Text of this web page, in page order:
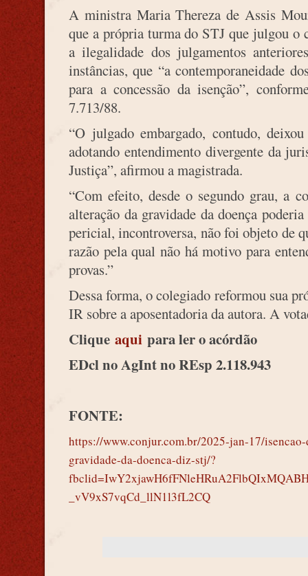
A ministra Maria Thereza de Assis
que a própria turma do STJ que julgou o
a ilegalidade dos julgamentos
instâncias, que “a contemporaneidade
para a concessão da isenção”,
7.713/88.
“O julgado embargado, contudo,
adotando entendimento divergente da
Justiça”, afirmou a magistrada.
“Com efeito, desde o segundo grau, a
alteração da gravidade da doença
pericial, incontroversa, não foi objeto de
razão pela qual não há motivo para
provas.”
Dessa forma, o colegiado reformou sua
IR sobre a aposentadoria da autora. A
Clique aqui para ler o acórdão
EDcl no AgInt no REsp 2.118.943
FONTE:
https://www.conjur.com.br/2025-jan-17/
gravidade-da-doenca-diz-stj/?
_vV9xS7vqCd_llN1l3fL2CQ